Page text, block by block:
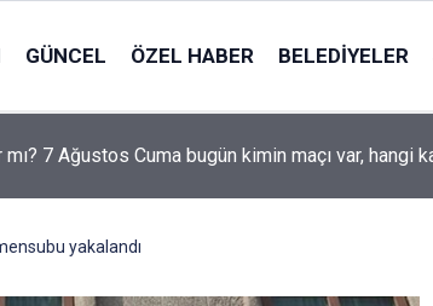
GÜNCEL ÖZEL HABER BELEDIYELER
mı? 7 Ağustos Cuma bugün kimin maçı var, hangi
yakalandı